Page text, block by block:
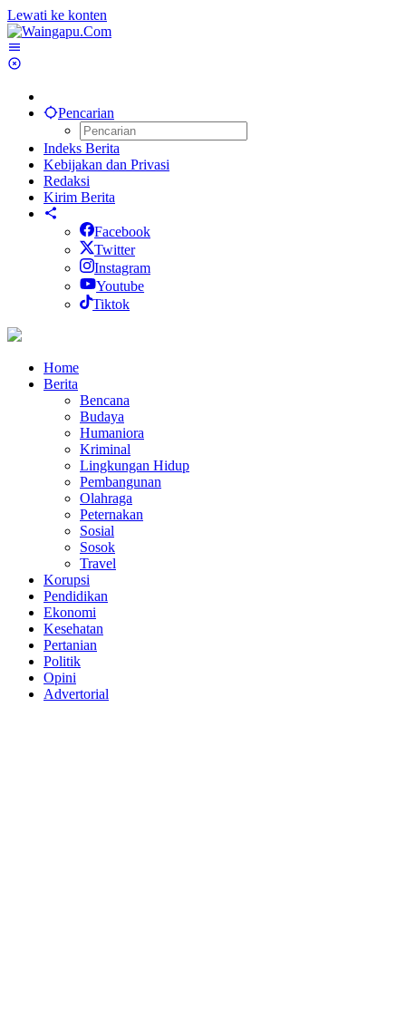
Lewati ke konten
Pencarian
Indeks Berita
Kebijakan dan Privasi
Redaksi
Kirim Berita
Facebook
Twitter
Instagram
Youtube
Tiktok
Home
Berita
Bencana
Budaya
Humaniora
Kriminal
Lingkungan Hidup
Pembangunan
Olahraga
Peternakan
Sosial
Sosok
Travel
Korupsi
Pendidikan
Ekonomi
Kesehatan
Pertanian
Politik
Opini
Advertorial